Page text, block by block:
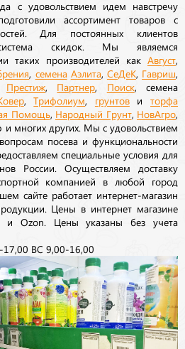
с удовольствием идем навстречу
ассортимент товаров с
Для постоянных клиентов
скидок. Мы являемся
таких производителей как Август
семена Аэлита, СеДеК Гавриш
Престиж Партнер Поиск, семена
,Трифолиум грунтовиторфа
Помощь Народный Грунт, НовАгро
и многих других. Мы с удовольствием
посева и функциональности
специальные условия для
России. Осуществляем доставку
компанией в любой город
сайте работает интернет-магазин
Цены в интернет магазине
и Ozon. Цены указаны без учета
ВС 9,00-16,00